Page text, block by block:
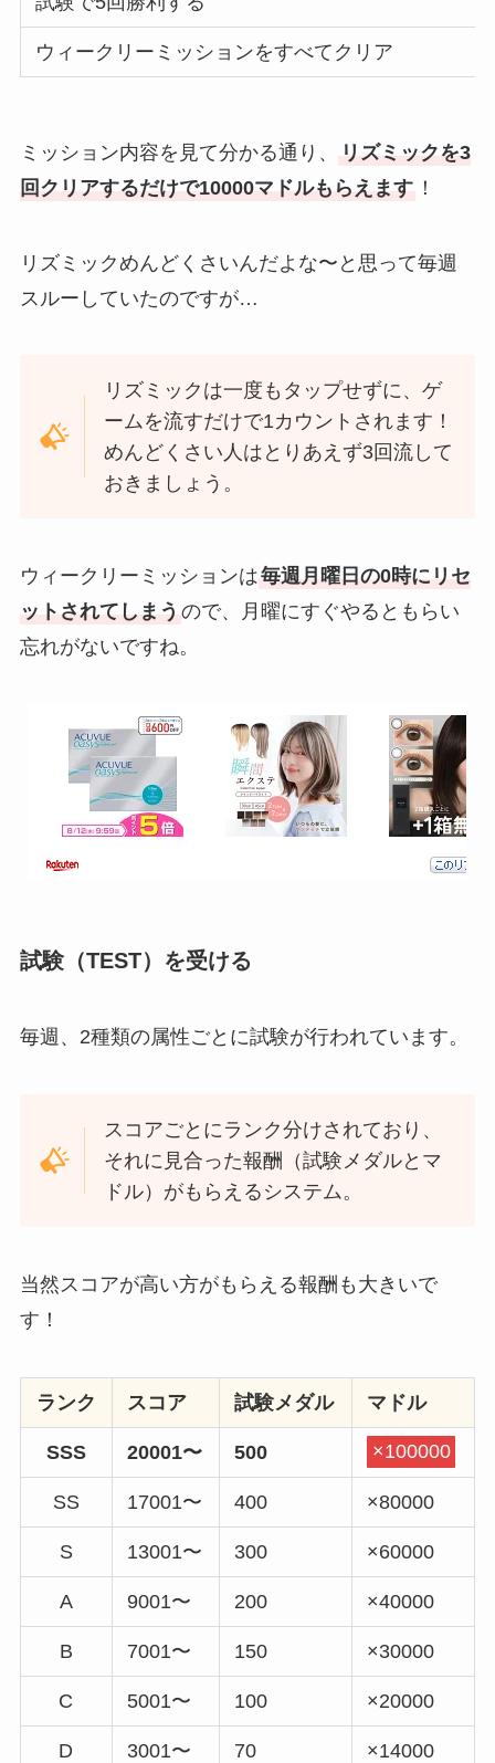
ウィークリーミッションをすべてクリア
ミッション内容を見て分かる通り、
リズミックを3
回クリアするだけで10000マドルもらえます ！
リズミックめんどくさいんだよな〜と思って毎週
スルーしていたのですが…
リズミックは一度もタップせずに、ゲ
ームを流すだけで1カウントされます！
めんどくさい人はとりあえず3回流して
おきましょう。
ウィークリーミッションは毎週月曜日の0時にリセ
ットされてしまう ので、月曜にすぐやるともらい
忘れがないですね。
試験（TEST）を受ける
毎週、2種類の属性ごとに試験が行われています。
スコアごとにランク分けされており、
それに見合った報酬（試験メダルとマ
ドル）がもらえるシステム。
当然スコアが高い方がもらえる報酬も大きいで
す！
ランク スコア 試験メダル マドル
SSS 20001〜 500 ×100000
SS 17001〜 400 ×80000
S 13001〜 300 ×60000
A 9001〜 200 ×40000
B 7001〜 150 ×30000
C 5001〜 100 ×20000
D 3001〜 70 ×14000